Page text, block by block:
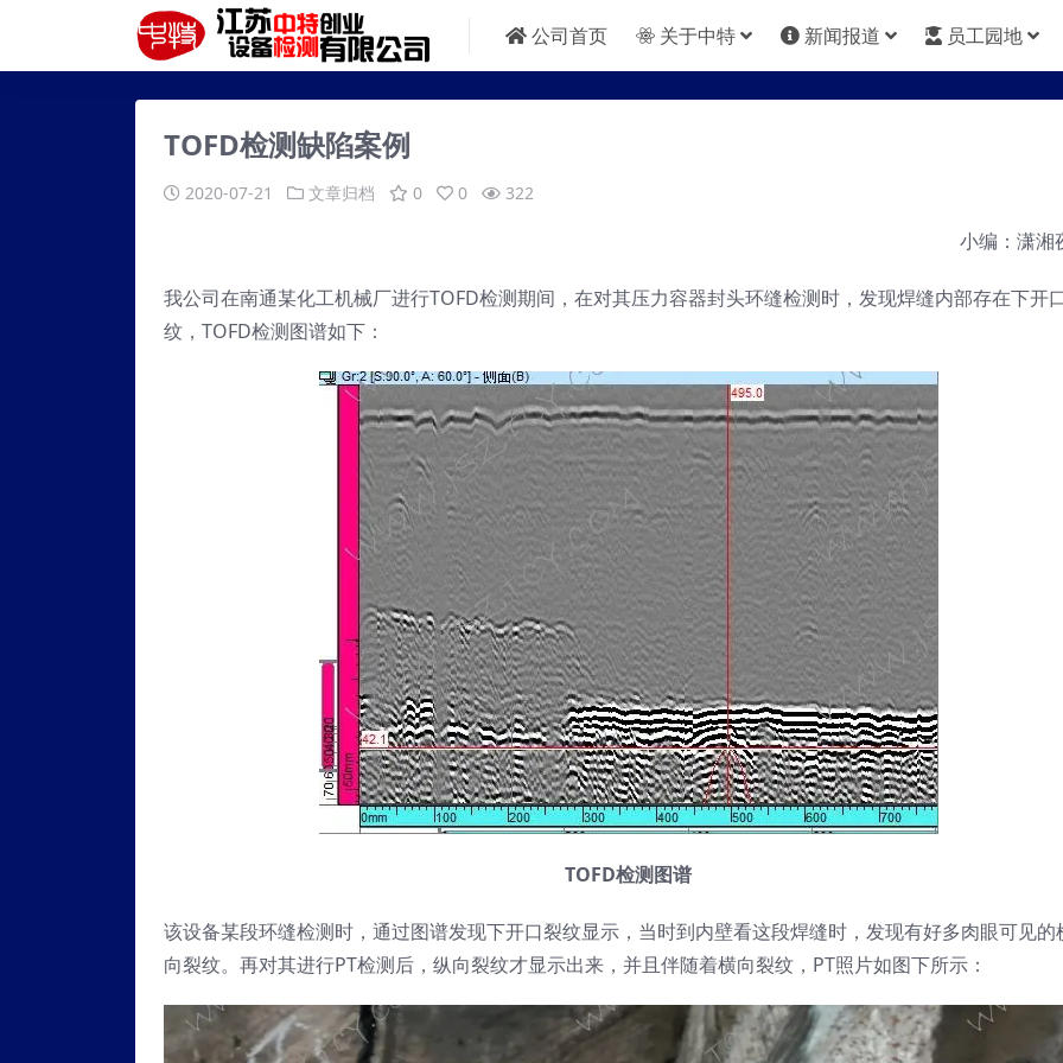
公司首页 关于中特 新闻报道 员工园地
TOFD检测缺陷案例
2020-07-21 文章归档 0 0 322
小编：潇湘
我公司在南通某化工机械厂进行TOFD检测期间，在对其压力容器封头环缝检测时，发现焊缝内部存在下开
纹，TOFD检测图谱如下：
TOFD检测图谱
该设备某段环缝检测时，通过图谱发现下开口裂纹显示，当时到内壁看这段焊缝时，发现有好多肉眼可见的
向裂纹。再对其进行PT检测后，纵向裂纹才显示出来，并且伴随着横向裂纹，PT照片如图下所示：